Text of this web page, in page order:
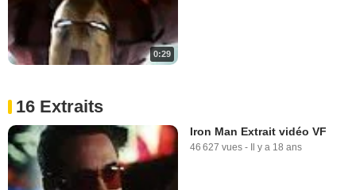
0:29
16 Extraits
Iron Man Extrait vidéo VF
46 627 vues - Il y a 18 ans